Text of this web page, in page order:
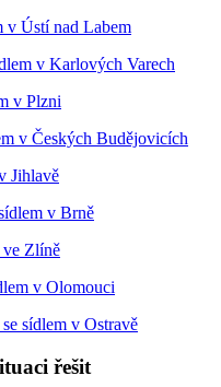
v Ústí nad Labem
v Karlových Varech
v Plzni
v Českých Budějovicích
Jihlavě
v Brně
ve Zlíně
v Olomouci
sídlem v Ostravě
řešit